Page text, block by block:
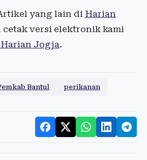
yang lain di Harian
cetak versi elektronik kami
Harian Jogja.
Bantul perikanan